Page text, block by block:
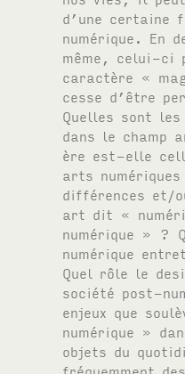
d’une certaine
numérique. En
même, celui-ci
caractère «
cesse d’être
Quelles sont
dans le champ
ère est-elle
arts
différences et/
art dit «
numérique » ?
numérique
Quel rôle le
société post-
enjeux que
numérique »
objets du
fréquemment